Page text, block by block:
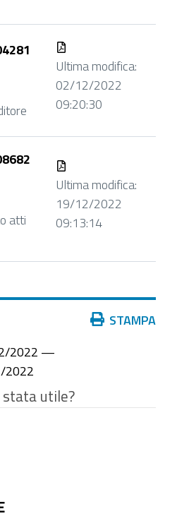
Ultima modifica:
02/12/2022
09:20:30
atti
Ultima modifica:
19/12/2022
09:13:14
STAMPA
2022 —
2022
stata utile?